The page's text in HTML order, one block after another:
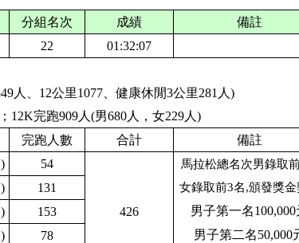
分組名次 成績
備註
22 01:32:07
人、12公里1077、 健康休閒3公里281人 )
1 2K完跑909人(男680人，女229人)
完跑人數 合計 備註
54
426
馬拉松總名次男錄取
131 女錄取前3名,頒發獎金
153
男子第一名100,000
78
男子第二名50,000